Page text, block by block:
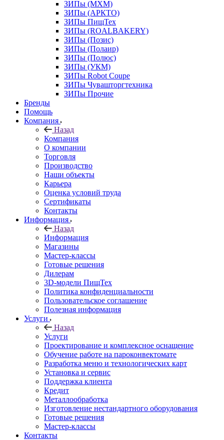
ЗИПы (МХМ)
ЗИПы (АРКТО)
ЗИПы ПищТех
ЗИПы (ROALBAKERY)
ЗИПы (Позис)
ЗИПы (Полаир)
ЗИПы (Полюс)
ЗИПы (УКМ)
ЗИПы Robot Coupe
ЗИПы Чувашторгтехника
ЗИПы Прочие
Бренды
Помощь
Компания
Назад
Компания
О компании
Торговля
Производство
Наши объекты
Карьера
Оценка условий труда
Сертификаты
Контакты
Информация
Назад
Информация
Магазины
Мастер-классы
Готовые решения
Дилерам
3D-модели ПищТех
Политика конфиденциальности
Пользовательское соглашение
Полезная информация
Услуги
Назад
Услуги
Проектирование и комплексное оснащение
Обучение работе на пароконвектомате
Разработка меню и технологических карт
Установка и сервис
Поддержка клиента
Кредит
Металлообработка
Изготовление нестандартного оборудования
Готовые решения
Мастер-классы
Контакты